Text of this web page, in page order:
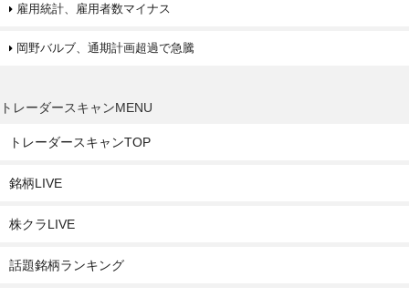
雇用統計、雇用者数マイナス
岡野バルブ、通期計画超過で急騰
トレーダースキャンMENU
トレーダースキャンTOP
銘柄LIVE
株クラLIVE
話題銘柄ランキング